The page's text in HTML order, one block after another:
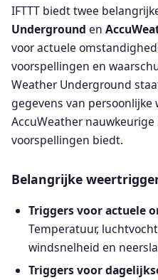
IFTTT biedt twee
Underground en
voor actuele
voorspellingen en
Weather Underground
gegevens van
AccuWeather
voorspellingen biedt.
Belangrijke
Triggers voor actuele
Temperatuur,
windsnelheid en
Triggers voor